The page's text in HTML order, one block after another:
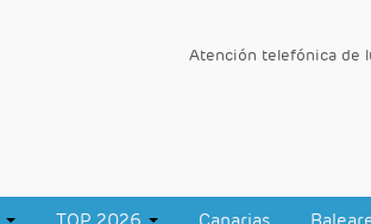
Atención telefónica de